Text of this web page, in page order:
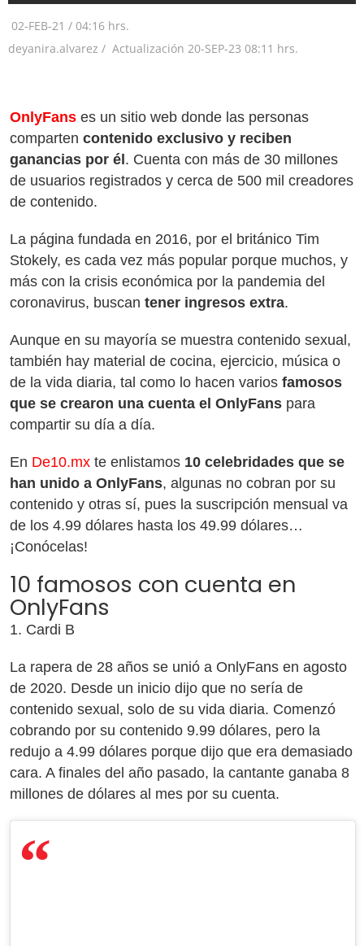
02-FEB-21 / 04:16 hrs.
deyanira.alvarez / Actualización 20-SEP-23 08:11 hrs.
OnlyFans es un sitio web donde las personas
comparten contenido exclusivo y reciben
ganancias por él . Cuenta con más de 30 millones
de usuarios registrados y cerca de 500 mil creadores
de contenido.
La página fundada en 2016, por el británico Tim
Stokely, es cada vez más popular porque muchos, y
más con la crisis económica por la pandemia del
coronavirus, buscan tener ingresos extra.
Aunque en su mayoría se muestra contenido sexual,
también hay material de cocina, ejercicio, música o
de la vida diaria, tal como lo hacen varios famosos
que se crearon una cuenta el OnlyFans para
compartir su día a día.
En De10.mx te enlistamos 10 celebridades que se
han unido a OnlyFans, algunas no cobran por su
contenido y otras sí, pues la suscripción mensual va
de los 4.99 dólares hasta los 49.99 dólares…
¡Conócelas!
10 famosos con cuenta en
OnlyFans
1. Cardi B
La rapera de 28 años se unió a OnlyFans en agosto
de 2020. Desde un inicio dijo que no sería de
contenido sexual, solo de su vida diaria. Comenzó
cobrando por su contenido 9.99 dólares, pero la
redujo a 4.99 dólares porque dijo que era demasiado
cara. A finales del año pasado, la cantante ganaba 8
millones de dólares al mes por su cuenta.